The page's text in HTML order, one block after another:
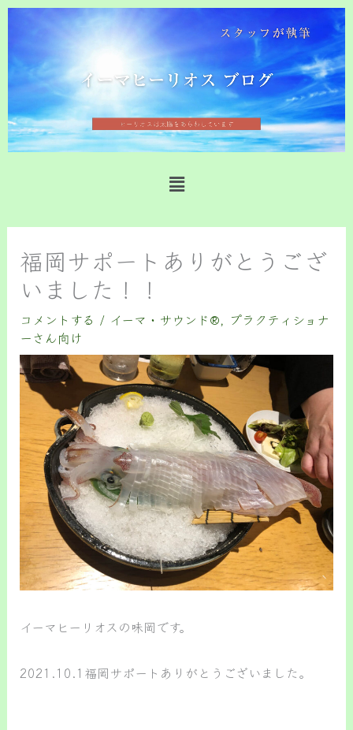
内
ス
キ
ッ
プ
メ
ニ
ー
福岡サポートありがとうござ
いました！！
コメントする / イーマ・サウンド®️, プラクティショナ
ーさん向け
イーマヒーリオスの味岡です。
2021.10.1福岡サポートありがとうございました。